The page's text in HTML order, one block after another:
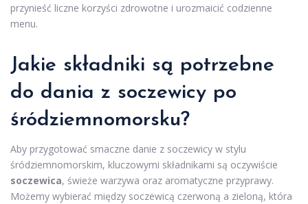
przynieść liczne korzyści zdrowotne i urozmaicić codzienne
menu.
Jakie składniki są potrzebne
do dania z soczewicy po
śródziemnomorsku?
Aby przygotować smaczne danie z soczewicy w stylu
śródziemnomorskim, kluczowymi składnikami są oczywiście
soczewica, świeże warzywa oraz aromatyczne przyprawy.
Możemy wybierać między soczewicą czerwoną a zieloną, która